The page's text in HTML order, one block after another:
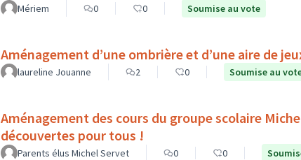
Mériem 0 0 Soumise au vote
Aménagement d’une ombrière et d’une aire de
laureline Jouanne 2 0 Soumise au
Aménagement des cours du groupe scolaire
découvertes pour tous !
Parents élus Michel Servet 0 0